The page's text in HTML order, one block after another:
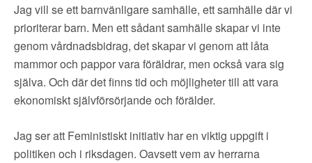
Jag vill se ett barnvänligare samhälle, ett samhälle där vi
prioriterar barn. Men ett sådant samhälle skapar vi inte
genom vårdnadsbidrag, det skapar vi genom att låta
mammor och pappor vara föräldrar, men också vara sig
själva. Och där det finns tid och möjligheter till att vara
ekonomiskt självförsörjande och förälder.
Jag ser att Feministiskt initiativ har en viktig uppgift i
politiken och i riksdagen. Oavsett vem av herrarna